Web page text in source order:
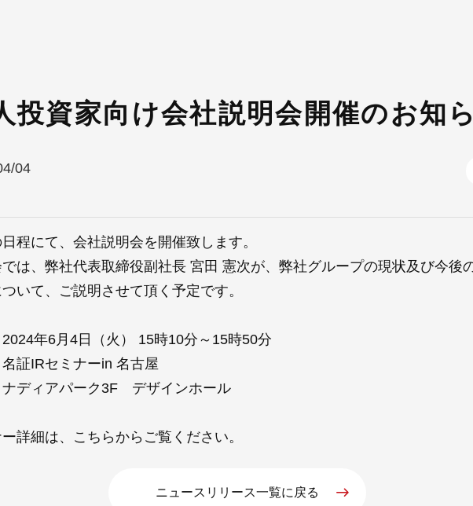
投資家向け会社説明会開催のお知
04
程にて、会社説明会を開催致します。
は、弊社代表取締役副社長 宮田 憲次が、弊社グループの現状及び今後
いて、ご説明させて頂く予定です。
2024年6月4日（火） 15時10分～15時50分
名証IRセミナーin 名古屋
ナディアパーク3F デザインホール
詳細は、 こちらからご覧ください。
ニュースリリース一覧に戻る